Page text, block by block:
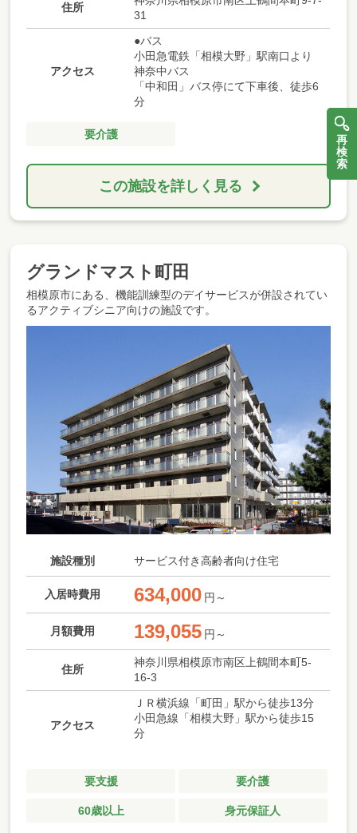
住所
31
アクセス
●バス
小田急電鉄「相模大野」駅南口より
神奈中バス
「中和田」バス停にて下車後、徒歩6
分
要介護
この施設を詳しく見る
グランドマスト町田
相模原市にある、機能訓練型のデイサービスが併設されてい
るアクティブシニア向けの施設です。
施設種別 サービス付き高齢者向け住宅
入居時費用 634,000 円～
月額費用 139,055 円～
住所
神奈川県相模原市南区上鶴間本町5-
16-3
アクセス
ＪＲ横浜線「町田」駅から徒歩13分
小田急線「相模大野」駅から徒歩15
分
要支援 要介護
60歳以上 身元保証人
再
検
索